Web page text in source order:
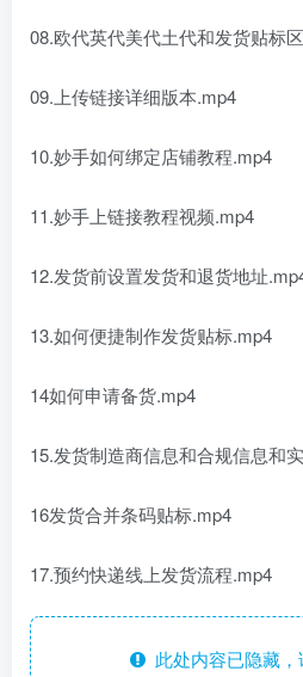
08.欧代英代美代土代和发货贴标
09.上传链接详细版本.mp4
10.妙手如何绑定店铺教程.mp4
11.妙手上链接教程视频.mp4
12.发货前设置发货和退货地址
13.如何便捷制作发货贴标.mp4
14如何申请备货.mp4
15.发货制造商信息和合规信息和
16发货合并条码贴标.mp4
17.预约快递线上发货流程.mp4
此处内容已隐藏，